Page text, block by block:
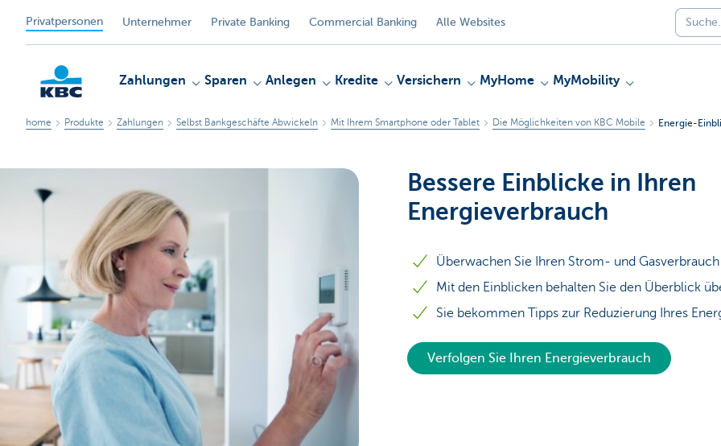
Privatpersonen Unternehmer Private Banking Commercial Banking Alle Websites
KBC
Particulieren
Zahlungen Sparen Anlegen Kredite Versichern MyHome MyMobility
home Produkte Zahlungen Selbst Bankgeschäfte Abwickeln Mit Ihrem Smartphone oder Tablet Die Möglichkeiten von KBC Mobile Energie-
Bessere Einblicke in Ihren
Energieverbrauch
Überwachen Sie Ihren Strom- und Gasverbrauch
Mit den Einblicken behalten Sie den Überblick
Sie bekommen Tipps zur Reduzierung Ihres
Verfolgen Sie Ihren Energieverbrauch